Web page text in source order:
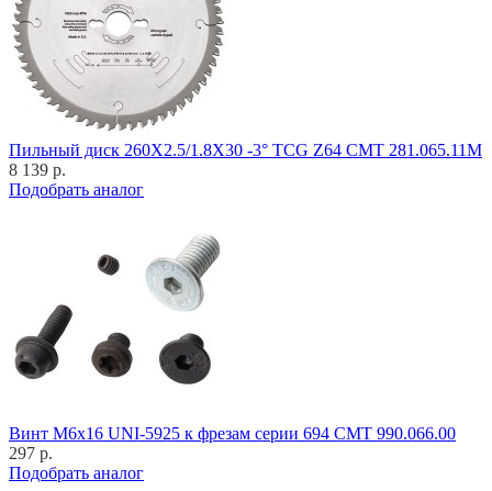
Пильный диск 260X2.5/1.8X30 -3° TCG Z64 CMT 281.065.11M
8 139 р.
Подобрать аналог
Винт M6x16 UNI-5925 к фрезам серии 694 CMT 990.066.00
297 р.
Подобрать аналог